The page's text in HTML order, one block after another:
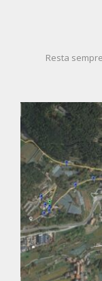
Resta